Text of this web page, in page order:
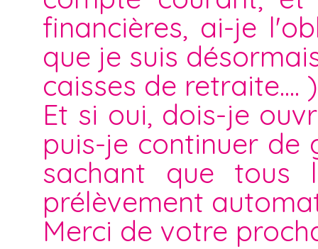
financières, ai-je
que je suis
caisses de retraite....
Et si oui, dois-je
puis-je continuer de
sachant que tous
prélèvement
Merci de votre